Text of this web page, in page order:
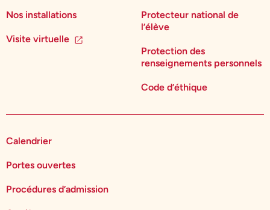
Nos installations
Visite virtuelle
Protecteur national de
l’élève
Protection des
renseignements personnels
Code d’éthique
Calendrier
Portes ouvertes
Procédures d’admission